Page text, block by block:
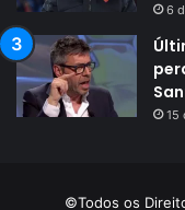
6
15
©Todos os